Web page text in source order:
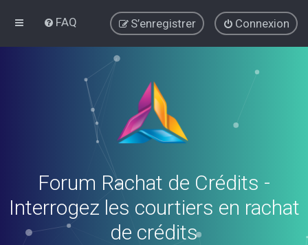
FAQ Connexion
S’enregistrer
Forum Rachat de Crédits -
Interrogez les courtiers en rachat
de crédits